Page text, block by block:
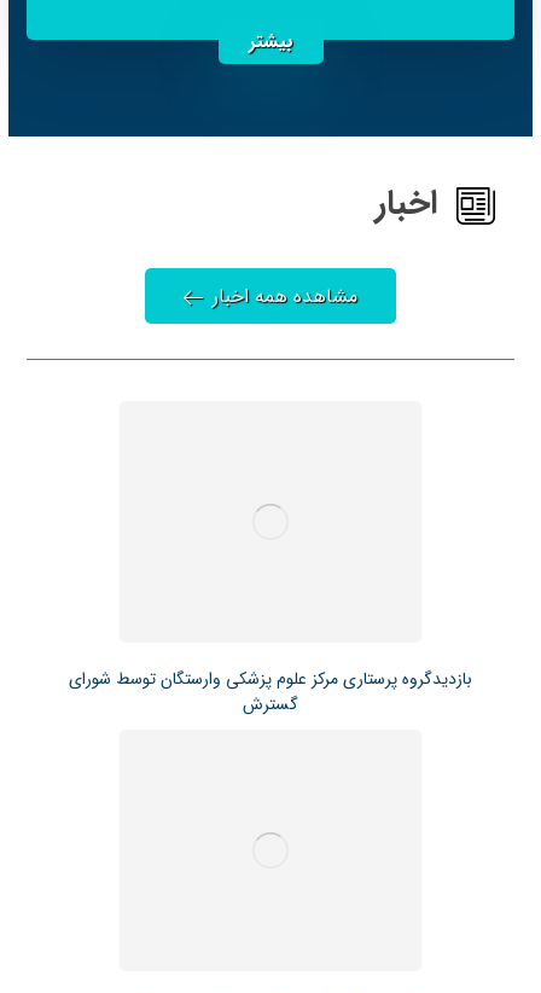
بیشتر
اخبار
مشاهده همه اخبار
بازدیدگروه پرستاری مرکز علوم پزشکی وارستگان توسط شورای
گسترش